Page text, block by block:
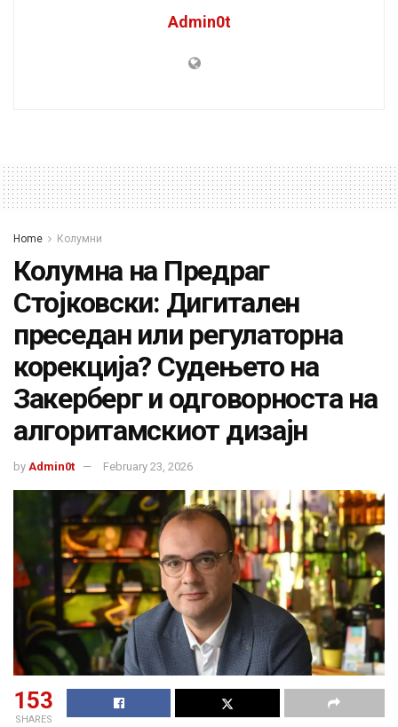
Admin0t
Home Колумни
Колумна на Предраг
Стојковски: Дигитален
преседан или регулаторна
корекција? Судењето на
Закерберг и одговорноста на
алгоритамскиот дизајн
by Admin0t February 23, 2026
153
SHARES